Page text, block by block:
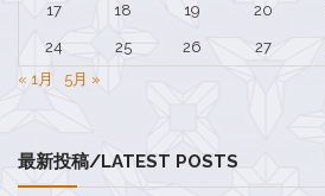
ョ
ン
17 18 19 20
24 25 26 27
« 1月
5月 »
最新投稿/LATEST POSTS